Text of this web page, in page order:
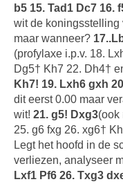
b5 15. Tad1 Dc7 16.
wit de koningsstelling
maar wanneer?
(profylaxe i.p.v. 18.
Dg5† Kh7 22. Dh4†
Kh7! 19. Lxh6 gxh
dit eerst 0.00 maar
wit! 21. g5! Dxg3(ook
25. g6 fxg 26. xg6†
Legt het hoofd in de
verliezen, analyseer
Lxf1 Pf6 26. Txg3